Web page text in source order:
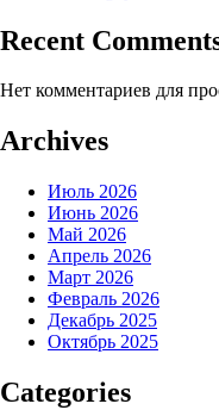
Recent
Нет комментариев для
Archives
Июль 2026
Июнь 2026
Май 2026
Апрель 2026
Март 2026
Февраль 2026
Декабрь 2025
Октябрь 2025
Categories